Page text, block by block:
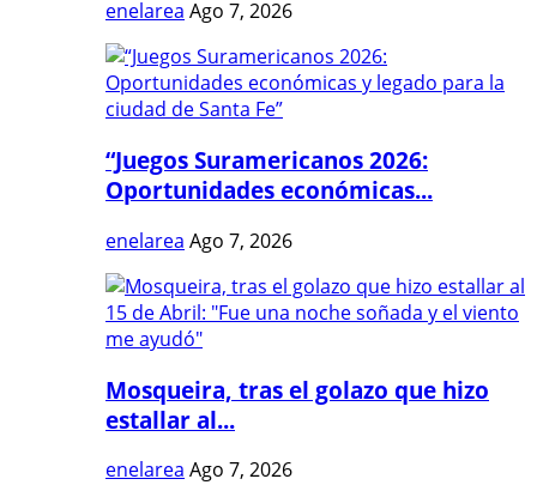
enelarea Ago 7, 2026
“Juegos Suramericanos 2026:
Oportunidades económicas...
enelarea Ago 7, 2026
Mosqueira, tras el golazo que hizo
estallar al...
enelarea Ago 7, 2026